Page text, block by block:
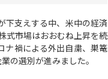
下支えする中、米中の経済
式市場はおおむね上昇を続
ナ禍による外出自粛、巣篭
業の選別が進みました。